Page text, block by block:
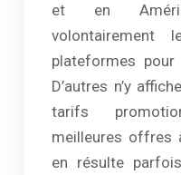
et en
volontairement
plateformes
D’autres n’y
tarifs
meilleures offres
en résulte